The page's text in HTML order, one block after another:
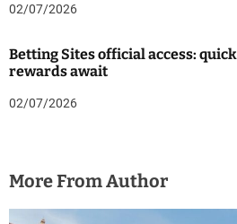
02/07/2026
Betting Sites official access:
rewards await
02/07/2026
More From Author